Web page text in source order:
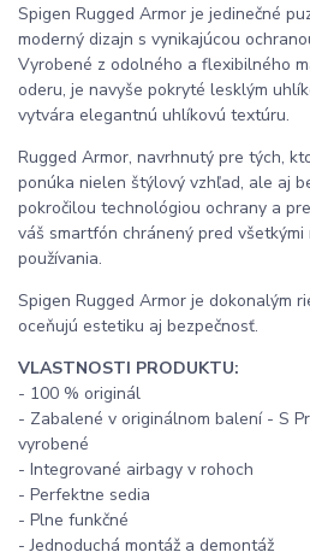
Spigen Rugged Armor je jedinečné
moderný dizajn s vynikajúcou
Vyrobené z odolného a flexibilného
oderu, je navyše pokryté lesklým
vytvára elegantnú uhlíkovú textúru.
Rugged Armor, navrhnutý pre tých,
ponúka nielen štýlový vzhľad, ale aj
pokročilou technológiou ochrany a
váš smartfón chránený pred všetkými
používania.
Spigen Rugged Armor je dokonalým
oceňujú estetiku aj bezpečnosť.
VLASTNOSTI PRODUKTU:
- 100 % originál
- Zabalené v originálnom balení - S
vyrobené
- Integrované airbagy v rohoch
- Perfektne sedia
- Plne funkčné
- Jednoduchá montáž a demontáž